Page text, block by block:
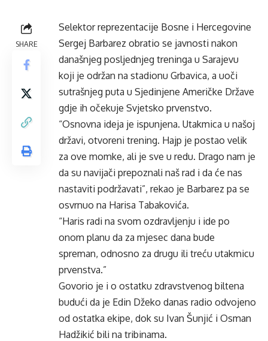
SHARE
Selektor reprezentacije Bosne i Hercegovine
Sergej Barbarez obratio se javnosti nakon
današnjeg posljednjeg treninga u Sarajevu
koji je održan na stadionu Grbavica, a uoči
sutrašnjeg puta u Sjedinjene Američke Države
gdje ih očekuje Svjetsko prvenstvo.
“Osnovna ideja je ispunjena. Utakmica u našoj
državi, otvoreni trening. Hajp je postao velik
za ove momke, ali je sve u redu. Drago nam je
da su navijači prepoznali naš rad i da će nas
nastaviti podržavati”, rekao je Barbarez pa se
osvrnuo na Harisa Tabakovića.
“Haris radi na svom ozdravljenju i ide po
onom planu da za mjesec dana bude
spreman, odnosno za drugu ili treću utakmicu
prvenstva.”
Govorio je i o ostatku zdravstvenog biltena
budući da je Edin Džeko danas radio odvojeno
od ostatka ekipe, dok su Ivan Šunjić i Osman
Hadžikić bili na tribinama.